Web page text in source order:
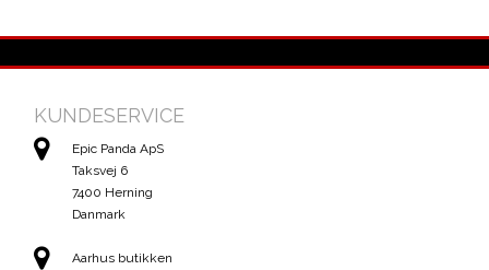
KUNDESERVICE
Epic Panda ApS
Taksvej 6
7400 Herning
Danmark
Aarhus butikken